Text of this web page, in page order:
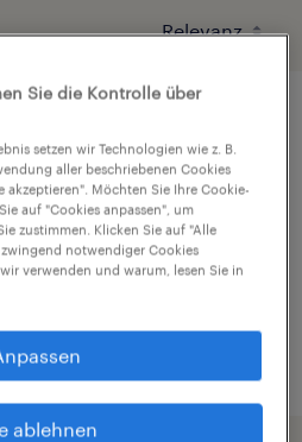
d)
2026
Sie die Kontrolle über
setzen wir Technologien wie z. B.
aller beschriebenen Cookies
akzeptieren". Möchten Sie Ihre Cookie-
auf "Cookies anpassen", um
zustimmen. Klicken Sie auf "Alle
notwendiger Cookies
verwenden und warum, lesen Sie in
ablehnen